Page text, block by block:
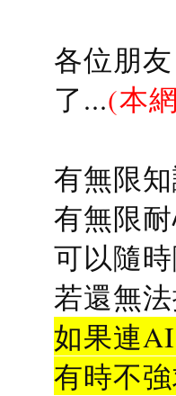
各位朋
了...(本
有無限
有無限
可以隨
若還無
如果連
有時不